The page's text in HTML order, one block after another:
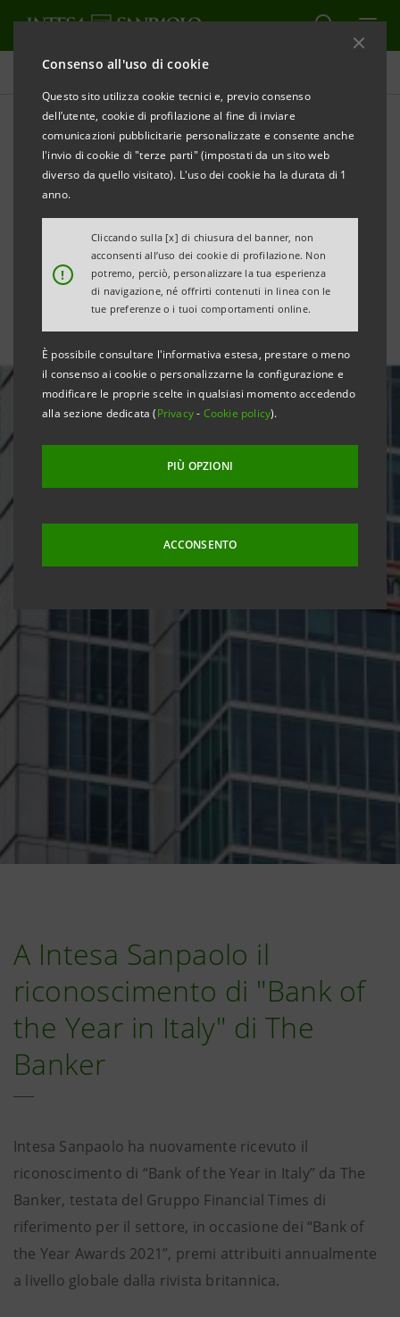
Consenso all'uso di cookie
Questo sito utilizza cookie tecnici e, previo consenso
dell’utente, cookie di profilazione al fine di inviare
comunicazioni pubblicitarie personalizzate e consente anche
l'invio di cookie di "terze parti" (impostati da un sito web
diverso da quello visitato). L'uso dei cookie ha la durata di 1
anno.
!
Cliccando sulla [x] di chiusura del banner, non
acconsenti all’uso dei cookie di profilazione. Non
potremo, perciò, personalizzare la tua esperienza
di navigazione, né offrirti contenuti in linea con le
tue preferenze o i tuoi comportamenti online.
È possibile consultare l'informativa estesa, prestare o meno
il consenso ai cookie o personalizzarne la configurazione e
modificare le proprie scelte in qualsiasi momento accedendo
alla sezione dedicata (Privacy- Cookie policy).
PIÙ OPZIONI
ACCONSENTO
Ultime notizie e approfondimenti
A Intesa Sanpaolo il
riconoscimento di "Bank of
the Year in Italy" di The
Banker
A Intesa Sanpaolo il
riconoscimento di "Bank of
the Year in Italy" di The
Banker
Intesa Sanpaolo ha nuovamente ricevuto il
riconoscimento di “Bank of the Year in Italy” da The
Banker, testata del Gruppo Financial Times di
riferimento per il settore, in occasione dei “Bank of
the Year Awards 2021”, premi attribuiti annualmente
a livello globale dalla rivista britannica.